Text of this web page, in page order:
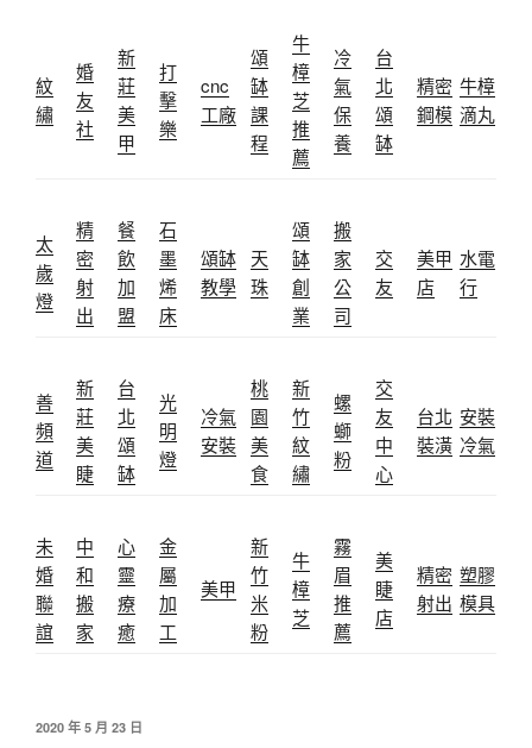
紋
繡
婚
友
社
新
莊
美
甲
打
擊
樂
cnc
工廠
頌
缽
課
程
牛
樟
芝
推
薦
冷
氣
保
養
台
北
頌
缽
精密
鋼模
牛樟
滴丸
太
歲
燈
精
密
射
出
餐
飲
加
盟
石
墨
烯
床
頌缽
教學
天
珠
頌
缽
創
業
搬
家
公
司
交
友
美甲
店
水電
行
善
頻
道
新
莊
美
睫
台
北
頌
缽
光
明
燈
冷氣
安裝
桃
園
美
食
新
竹
紋
繡
螺
螄
粉
交
友
中
心
台北
裝潢
安裝
冷氣
未
婚
聯
誼
中
和
搬
家
心
靈
療
癒
金
屬
加
工
美甲
新
竹
米
粉
牛
樟
芝
霧
眉
推
薦
美
睫
店
精密
射出
塑膠
模具
發
2020 年 5 月 23 日